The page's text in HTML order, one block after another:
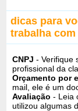
dicas para
trabalha
CNPJ - Verifique
profissional da
Orçamento por
mail, ele é um
Avaliação - Leia
utilizou algumas